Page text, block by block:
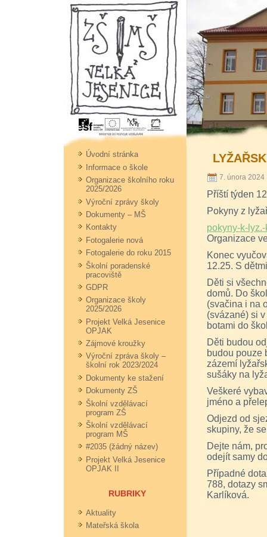
Úvodní stránka
Informace o škole
Organizace školního roku
2025/2026
Výroční zprávy školy
Dokumenty – MŠ
Kontakty
Fotogalerie nová
Fotogalerie do roku 2015
Školní poradenské
pracoviště
GDPR
Organizace školy
2025/2026
Projekt Velká Jesenice
OPJAK
Zájmové kroužky
Výroční zpráva školy –
školní rok 2023/2024
Dokumenty ke stažení
Dokumenty ZŠ
Školní vzdělávací
program ZŠ
Školní vzdělávací
program MŠ
#2035 (žádný název)
Projekt Velká Jesenice
OPJAK II
RUBRIKY
Aktuality
Mateřská škola
7. února
Příští týden
Pokyny z
pokyny-k-
Organizace
Konec
12.25. S
Děti si
domů. Do
(svačina i na
(svázané) si
botami do
Děti budou
budou pouze
zázemí
sušáky na
Veškeré
jméno a
Odjezd od
skupiny, že
Dejte nám,
odejít samy
Případné
788, dotazy
Karlíková.